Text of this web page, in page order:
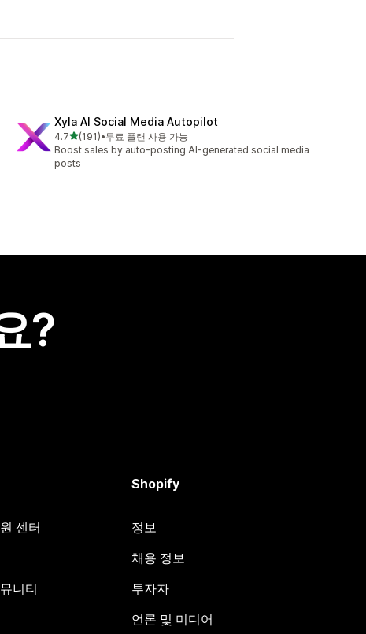
Xyla AI Social Media Autopilot
4.7별 5개 중
(191)
총 리뷰 191개
•무료 플랜 사용 가능
Boost sales by auto-posting AI-generated social media
posts
?
센터
니티
Shopify
정보
채용 정보
투자자
언론 및 미디어